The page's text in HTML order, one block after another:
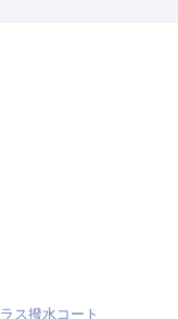
ス撥水コート